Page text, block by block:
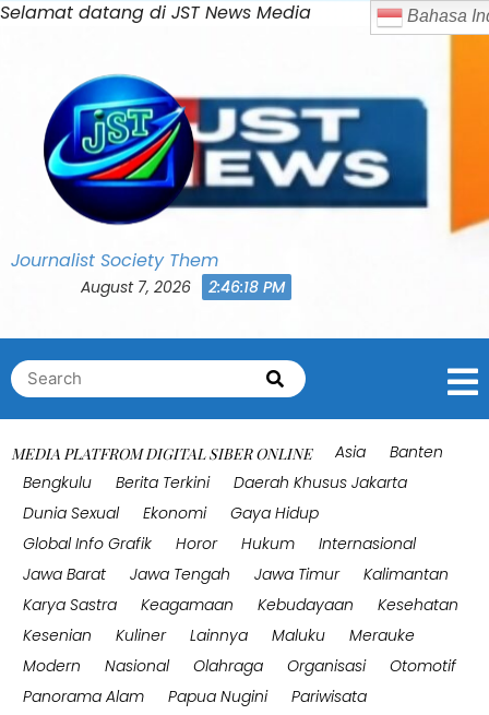
Selamat datang di JST News MediaSkip
Journalist Society Them
August 7, 2026 2:46:22 PM
Search
for:
Search
MEDIA PLATFROM DIGITAL SIBER ONLINE Asia
Banten
Bengkulu
Berita Terkini
Daerah Khusus Jakarta
Dunia Sexual
Ekonomi
Gaya Hidup
Global Info Grafik
Horor Hukum
Internasional
Jawa Barat
Jawa Tengah Jawa Timur
Kalimantan
Karya Sastra
Keagamaan Kebudayaan
Kesehatan
Kesenian
Kuliner Lainnya Maluku
Merauke
Modern
Nasional Olahraga Organisasi
Otomotif
Panorama Alam
Papua Nugini
Pariwisata